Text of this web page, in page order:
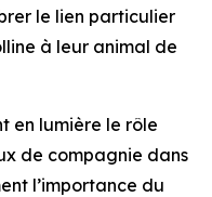
le lien particulier
à leur animal de
en lumière le rôle
de compagnie dans
l’importance du